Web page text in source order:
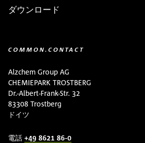
ダウンロード
COMMON.CONTACT
Alzchem Group AG
CHEMIEPARK TROSTBERG
Dr.-Albert-Frank-Str. 32
83308 Trostberg
ドイツ
電話 +49 8621 86-0